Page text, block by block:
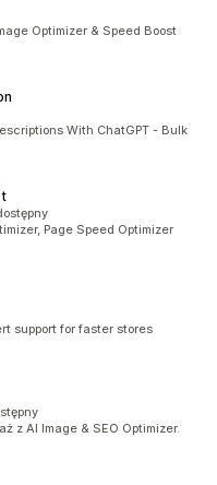
Optimizer & Speed Boost
With ChatGPT - Bulk
Page Speed Optimizer
support for faster stores
z AI Image & SEO Optimizer.